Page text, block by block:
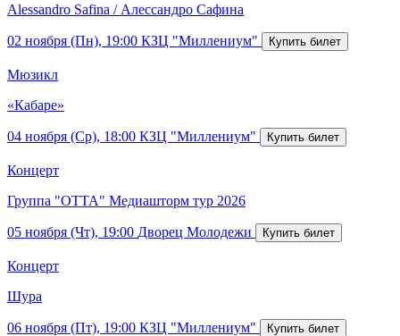
Alessandro Safina / Алессандро Сафина
02 ноября (Пн), 19:00 КЗЦ "Миллениум"
Мюзикл
«Кабаре»
04 ноября (Ср), 18:00 КЗЦ "Миллениум"
Концерт
Группа "ОТТА" Медиашторм тур 2026
05 ноября (Чт), 19:00 Дворец Молодежи
Концерт
Шура
06 ноября (Пт), 19:00 КЗЦ "Миллениум"